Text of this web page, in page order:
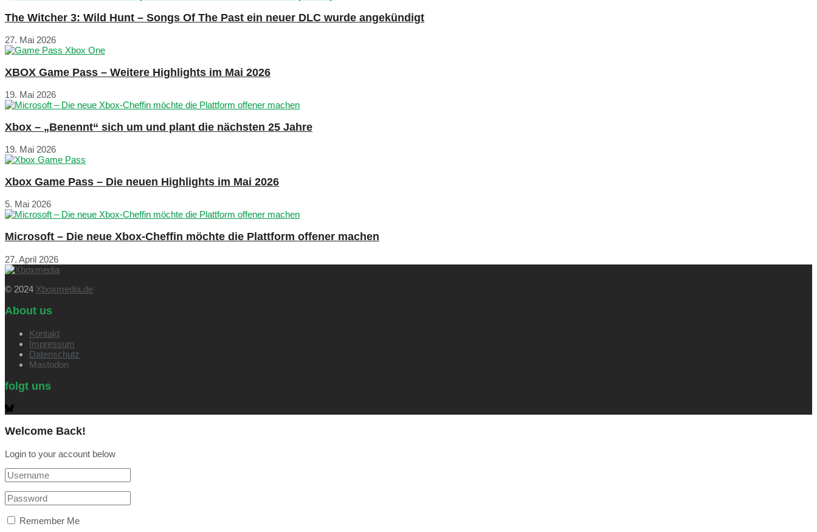
The Witcher 3: Wild Hunt – Songs Of The Past ein neuer DLC wurde angekündigt
27. Mai 2026
XBOX Game Pass – Weitere Highlights im Mai 2026
19. Mai 2026
Xbox – „Benennt“ sich um und plant die nächsten 25 Jahre
19. Mai 2026
Xbox Game Pass – Die neuen Highlights im Mai 2026
5. Mai 2026
Microsoft – Die neue Xbox-Cheffin möchte die Plattform offener machen
27. April 2026
© 2024 Xboxmedia.de
About us
Kontakt
Impressum
Datenschutz
Mastodon
folgt uns
Welcome Back!
Login to your account below
Remember Me